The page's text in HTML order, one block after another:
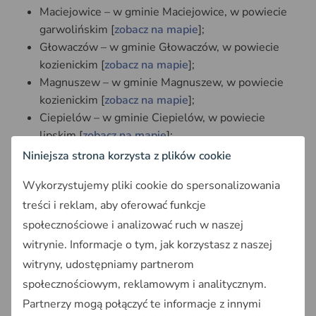
Maciejowice – w gminie Maciejowice, w powiecie
garwolińskim [zobacz na mapie];
Głowaczów – w gminie Głowaczów, w powiecie
kozienickim [zobacz na mapie];
Magnuszew – w gminie Magnuszew, w powiecie
kozienickim [zobacz na mapie];
Ciepielów – w gminie Ciepielów, w powiecie
lipskim [zobacz na mapie];
Sienno – w gminie Sienno, w powiecie lipskim
Dobre – w gminie Dobre, w powiecie mińskim
[zobacz na mapie];
Siennica – w gminie Siennica, w powiecie mińskim
[zobacz na mapie];
Osieck – w gminie Osieck, w powiecie otwockim
[ zobacz na mapie
Gielniów – w gminie Gielniów, w powiecie
przysuskim [ zobacz na mapie];
Niniejsza strona korzysta z plików cookie
Wykorzystujemy pliki cookie do spersonalizowania
treści i reklam, aby oferować funkcje
społecznościowe i analizować ruch w naszej
witrynie. Informacje o tym, jak korzystasz z naszej
witryny, udostępniamy partnerom
społecznościowym, reklamowym i analitycznym.
Partnerzy mogą połączyć te informacje z innymi